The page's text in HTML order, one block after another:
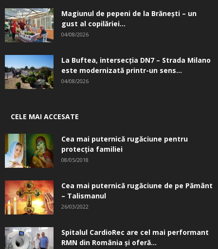
Magiunul de pepeni de la Brăneşti – un
gust al copilăriei...
04/08/2026
La Buftea, intersecţia DN7 – Strada Milano
este modernizată printr-un sens...
04/08/2026
CELE MAI ACCESATE
Cea mai puternică rugăciune pentru
protecția familiei
08/05/2018
Cea mai puternică rugăciune de pe Pământ
– Talismanul
26/03/2022
Spitalul CardioRec are cel mai performant
RMN din România și oferă...